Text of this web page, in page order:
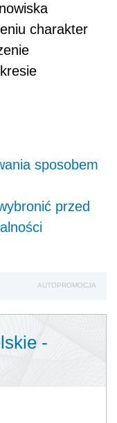
charakter
sposobem
przed
AUTOPROMOCJA
-